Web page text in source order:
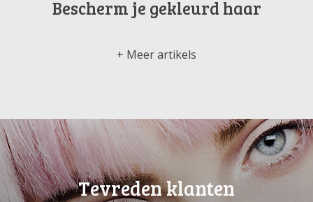
Bescherm je gekleurd haar
Meer artikels
Tevreden klanten